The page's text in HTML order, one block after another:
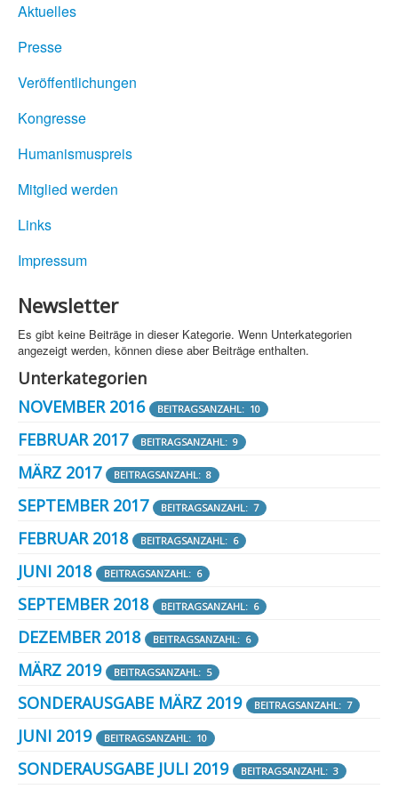
Aktuelles
Presse
Veröffentlichungen
Kongresse
Humanismuspreis
Mitglied werden
Links
Impressum
Newsletter
Es gibt keine Beiträge in dieser Kategorie. Wenn Unterkategorien
angezeigt werden, können diese aber Beiträge enthalten.
Unterkategorien
NOVEMBER 2016
BEITRAGSANZAHL: 10
FEBRUAR 2017 BEITRAGSANZAHL: 9
MÄRZ 2017 BEITRAGSANZAHL: 8
SEPTEMBER 2017 BEITRAGSANZAHL: 7
FEBRUAR 2018 BEITRAGSANZAHL: 6
JUNI 2018 BEITRAGSANZAHL: 6
SEPTEMBER 2018 BEITRAGSANZAHL: 6
DEZEMBER 2018 BEITRAGSANZAHL: 6
MÄRZ 2019 BEITRAGSANZAHL: 5
SONDERAUSGABE MÄRZ 2019 BEITRAGSANZAHL: 7
JUNI 2019 BEITRAGSANZAHL: 10
SONDERAUSGABE JULI 2019 BEITRAGSANZAHL: 3